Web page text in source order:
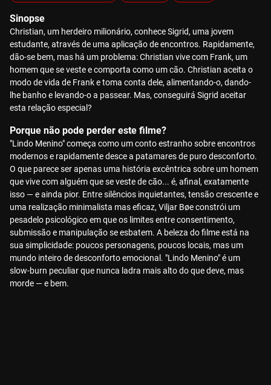
Sinopse
Christian, um herdeiro milionário, conhece Sigrid, uma jovem
estudante, através de uma aplicação de encontros. Rapidamente,
dão-se bem, mas há um problema: Christian vive com Frank, um
homem que se veste e comporta como um cão. Christian aceita o
modo de vida de Frank e toma conta dele, alimentando-o, dando-
lhe banho e levando-o a passear. Mas, conseguirá Sigrid aceitar
esta relação especial?
Porque não pode perder este filme?
"Lindo Menino" começa como um conto estranho sobre encontros
modernos e rapidamente desce a patamares de puro desconforto.
O que parece ser apenas uma história excêntrica sobre um homem
que vive com alguém que se veste de cão... é, afinal, exatamente
isso — e ainda pior. Entre silêncios inquietantes, tensão crescente e
uma realização minimalista mas eficaz, Viljar Bøe constrói um
pesadelo psicológico em que os limites entre consentimento,
submissão e manipulação se esbatem. A beleza do filme está na
sua simplicidade: poucos personagens, poucos locais, mas um
mundo inteiro de desconforto emocional. "Lindo Menino" é um
slow-burn peculiar que nunca ladra mais alto do que deve, mas
morde — e bem.